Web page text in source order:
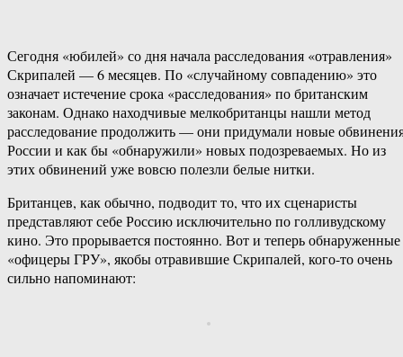
Сегодня «юбилей» со дня начала расследования «отравления»
Скрипалей — 6 месяцев. По «случайному совпадению» это
означает истечение срока «расследования» по британским
законам. Однако находчивые мелкобританцы нашли метод
расследование продолжить — они придумали новые
России и как бы «обнаружили» новых подозреваемых. Но из
этих обвинений уже вовсю полезли белые нитки.
Британцев, как обычно, подводит то, что их сценаристы
представляют себе Россию исключительно по голливудскому
кино. Это прорывается постоянно. Вот и теперь обнаруженные
«офицеры ГРУ», якобы отравившие Скрипалей, кого-то очень
сильно напоминают: